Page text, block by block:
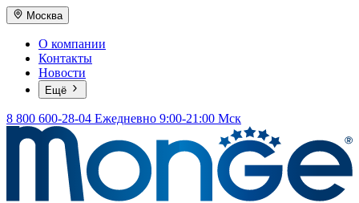
Москва
О компании
Контакты
Новости
Ещё
8 800 600-28-04 Ежедневно 9:00-21:00 Мск